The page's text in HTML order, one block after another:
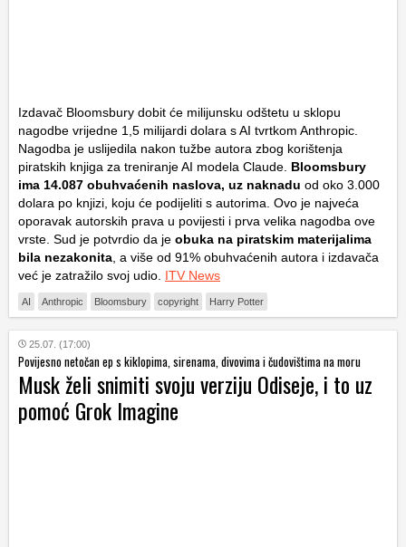
Izdavač Bloomsbury dobit će milijunsku odštetu u sklopu
nagodbe vrijedne 1,5 milijardi dolara s AI tvrtkom Anthropic.
Nagodba je uslijedila nakon tužbe autora zbog korištenja
piratskih knjiga za treniranje AI modela Claude. Bloomsbury
ima 14.087 obuhvaćenih naslova, uz naknadu od oko 3.000
dolara po knjizi, koju će podijeliti s autorima. Ovo je najveća
oporavak autorskih prava u povijesti i prva velika nagodba ove
vrste. Sud je potvrdio da je obuka na piratskim materijalima
bila nezakonita , a više od 91% obuhvaćenih autora i izdavača
već je zatražilo svoj udio. ITV News
AI Anthropic Bloomsbury copyright Harry Potter
25.07. (17:00)
Povijesno netočan ep s kiklopima, sirenama, divovima i čudovištima na moru
Musk želi snimiti svoju verziju Odiseje, i to uz
pomoć Grok Imagine